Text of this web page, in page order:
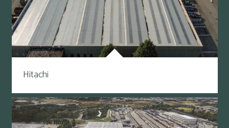
Hitachi